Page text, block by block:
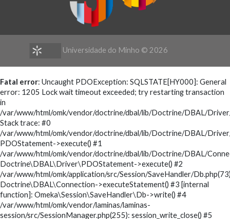
Universidade do Minho © 2026
Fatal error: Uncaught PDOException: SQLSTATE[HY000]: General
error: 1205 Lock wait timeout exceeded; try restarting transaction
in
/var/www/html/omk/vendor/doctrine/dbal/lib/Doctrine/DBAL/
Stack trace: #0
/var/www/html/omk/vendor/doctrine/dbal/lib/Doctrine/DBAL/
PDOStatement->execute() #1
/var/www/html/omk/vendor/doctrine/dbal/lib/Doctrine/DBAL/
Doctrine\DBAL\Driver\PDOStatement->execute() #2
/var/www/html/omk/application/src/Session/SaveHandler/
Doctrine\DBAL\Connection->executeStatement() #3 [internal
function]: Omeka\Session\SaveHandler\Db->write() #4
/var/www/html/omk/vendor/laminas/laminas-
session/src/SessionManager.php(255): session_write_close() #5